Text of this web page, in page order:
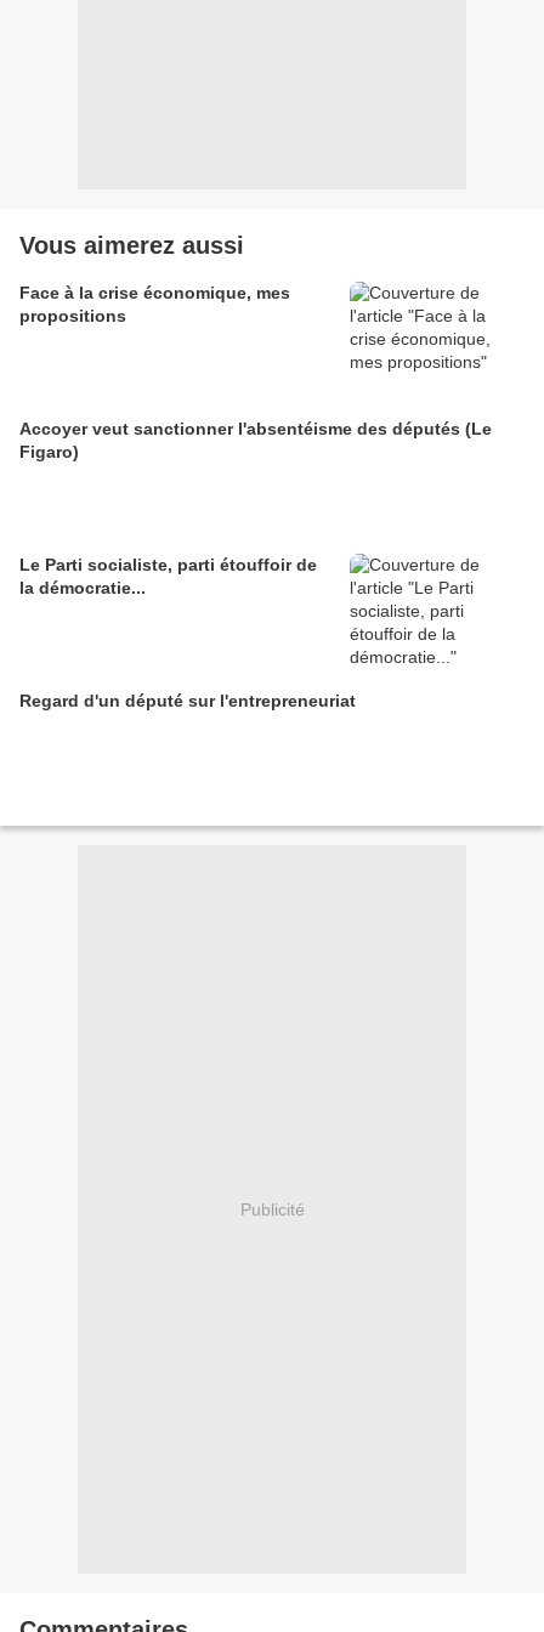
Vous aimerez aussi
Face à la crise économique, mes
propositions
Accoyer veut sanctionner l'absentéisme des députés (Le
Figaro)
Le Parti socialiste, parti étouffoir de
la démocratie...
Regard d'un député sur l'entrepreneuriat
Publicité